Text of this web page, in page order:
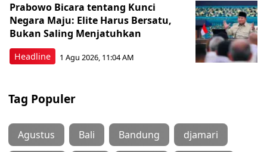
Headline
Prabowo Bicara tentang Kunci
Negara Maju: Elite Harus Bersatu,
Bukan Saling Menjatuhkan
1 Agu 2026, 11:04 AM
Tag Populer
Agustus Bali Bandung djamari